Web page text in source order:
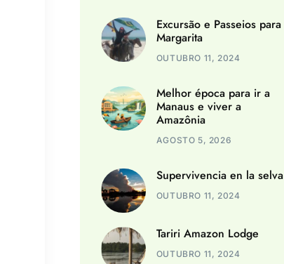
Excursão e Passeios para
Margarita
OUTUBRO 11, 2024
Melhor época para ir a
Manaus e viver a
Amazônia
AGOSTO 5, 2026
Supervivencia en la selva
OUTUBRO 11, 2024
Tariri Amazon Lodge
OUTUBRO 11, 2024